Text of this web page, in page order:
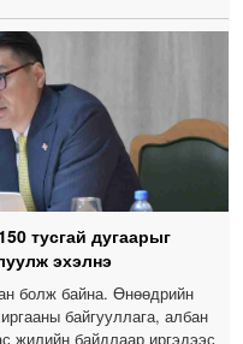
тусгай дугаарыг
эхэлнэ
болж байна. Өнөөдрийн
байгууллага, албан
жилийн байдлаар иргэдээс